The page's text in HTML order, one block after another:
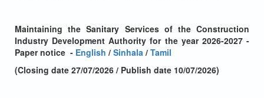
Maintaining the Sanitary Services of the Construction
Industry Development Authority for the year 2026-2027 -
Paper notice - English / Sinhala / Tamil
(Closing date 27/07/2026 / Publish date 10/07/2026)